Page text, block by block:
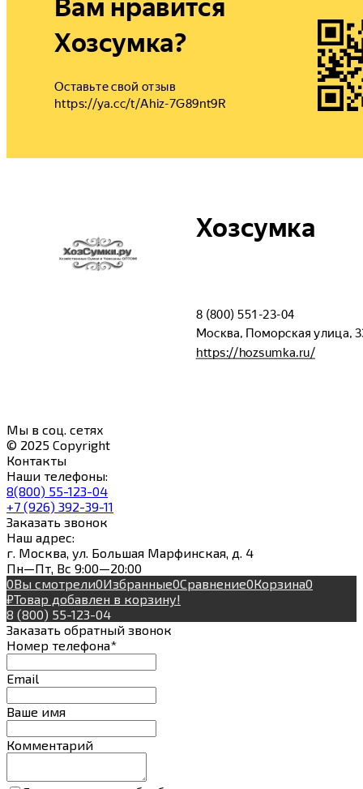
Мы в соц. сетях
© 2025 Copyright
Контакты
Наши телефоны:
8(800) 55-123-04
+7 (926) 392-39-11
Заказать звонок
Наш адрес:
г. Москва, ул. Большая Марфинская, д. 4
Пн—Пт, Вс 9:00—20:00
0Вы смотрели0Избранные0Сравнение0Корзина0
₽Товар добавлен в корзину!
8 (800) 55-123-04
Заказать обратный звонок
Номер телефона*
Email
Ваше имя
Комментарий